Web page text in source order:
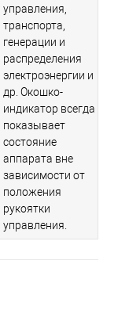
управления,
транспорта,
генерации и
распределения
электроэнергии и
др. Окошко-
индикатор всегда
показывает
состояние
аппарата вне
зависимости от
положения
рукоятки
управления.